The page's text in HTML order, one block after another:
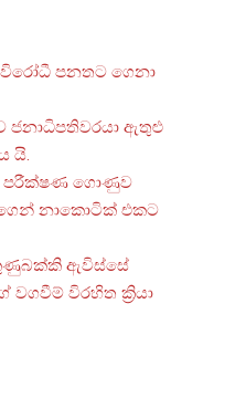
විරෝධී පනතට ගෙනා
ජනාධිපතිවරයා ඇතුළු
යි.
පරීක්ෂණ ගොණුව
නාකොටික් එකට
ඇවිස්සේ
වගවීම් විරහිත ක්‍රියා